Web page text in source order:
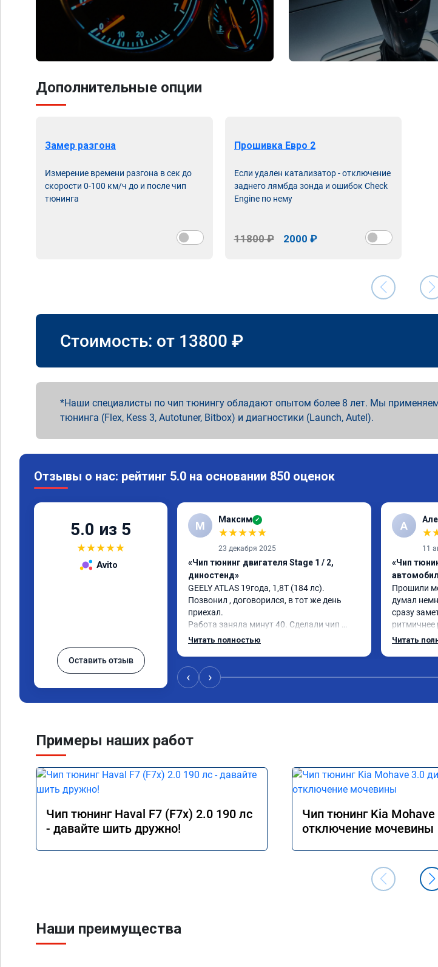
Дополнительные опции
Замер разгона
Измерение времени разгона в сек до
скорости 0-100 км/ч до и после чип
тюнинга
Прошивка Евро 2
Если удален катализатор - отключение
заднего лямбда зонда и ошибок Check
Engine по нему
11800 ₽ 2000 ₽
Стоимость: от 13800 ₽
Наши специалисты по чип тюнингу обладают опытом более 8 лет. Мы
тюнинга (Flex, Kess 3, Autotuner, Bitbox) и диагностики (Launch, Autel).
Отзывы о нас: рейтинг 5.0 на основании 850 оценок
5.0 из 5
★★★★★
Avito
Оставить отзыв
М Максим ✓
★★★★★
23 декабря 2025
«Чип тюнинг двигателя Stage 1 / 2,
диностенд»
GEELY ATLAS 19года, 1,8T (184 лс).
Позвонил , договорился, в тот же день
приехал.
Работа заняла минут 40. Сделали чип
STAGE 1. Проверить было негде , но
Педаль газа стала отзывчивее, на старте
давишь как раньше а едет уже бодрее.
прозрел, раньше было не так , машине
Мастерскую рекомендую, ребята видимо
понимают что делают, и чип тюнинг даёт
Читать полностью
А
★
11
«Чип
Прошили
думал
сразу
ритмичнее
стали
Читать
‹ ›
Примеры наших работ
Чип тюнинг Haval F7 (F7x) 2.0 190 лс
- давайте шить дружно!
Чип тюнинг Kia
отключение мочевины
Наши преимущества